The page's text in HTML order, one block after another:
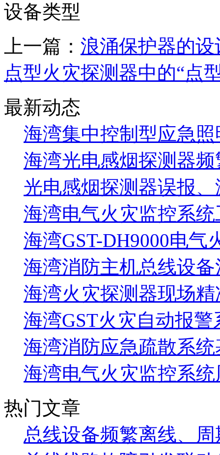
设备类型
上一篇： 浪涌保护器的
点型火灾探测器中的“点
最新动态
海湾集中控制型应急照
海湾光电感烟探测器
光电感烟探测器误报
海湾电气火灾监控系统
海湾GST-DH9000电气
海湾消防主机总线设备
海湾火灾探测器现场
海湾GST火灾自动报警
海湾消防应急疏散系统
海湾电气火灾监控系
热门文章
总线设备频繁离线、